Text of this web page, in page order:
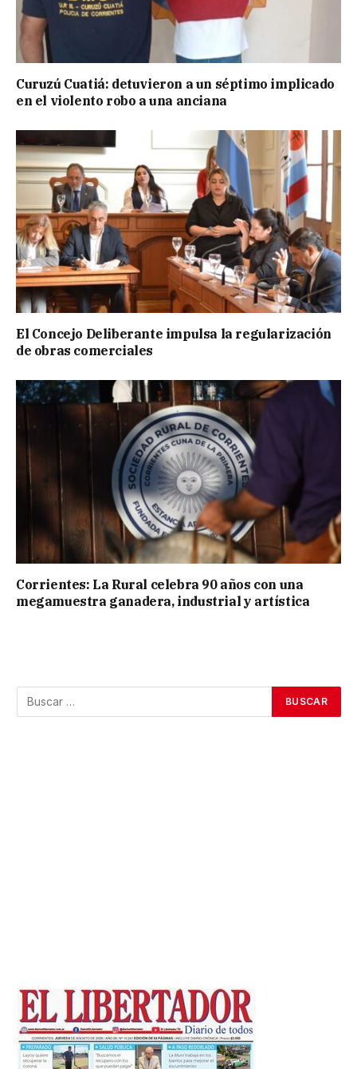
Curuzú Cuatiá: detuvieron a un séptimo implicado
en el violento robo a una anciana
El Concejo Deliberante impulsa la regularización
de obras comerciales
Corrientes: La Rural celebra 90 años con una
megamuestra ganadera, industrial y artística